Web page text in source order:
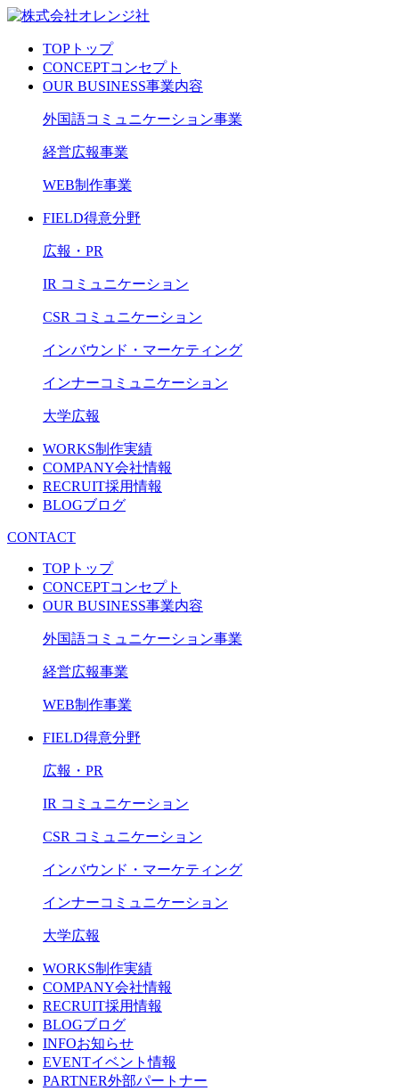
TOP トップ
CONCEPTコンセプト
OUR BUSINESS事業内容
外国語コミュニケーション事業
経営広報事業
WEB制作事業
FIELD得意分野
広報・PR
IR コミュニケーション
CSR コミュニケーション
インバウンド・マーケティング
インナーコミュニケーション
大学広報
WORKS制作実績
COMPANY会社情報
RECRUIT採用情報
BLOGブログ
CONTACT
TOP トップ
CONCEPTコンセプト
OUR BUSINESS事業内容
外国語コミュニケーション事業
経営広報事業
WEB制作事業
FIELD得意分野
広報・PR
IR コミュニケーション
CSR コミュニケーション
インバウンド・マーケティング
インナーコミュニケーション
大学広報
WORKS制作実績
COMPANY会社情報
RECRUIT採用情報
BLOGブログ
INFOお知らせ
EVENTイベント情報
PARTNER外部パートナー